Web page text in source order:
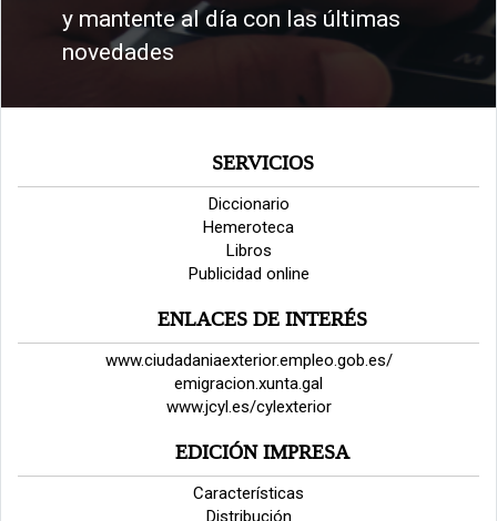
y mantente al día con las últimas
novedades
SERVICIOS
Diccionario
Hemeroteca
Libros
Publicidad online
ENLACES DE INTERÉS
www.ciudadaniaexterior.empleo.gob.es/
emigracion.xunta.gal
www.jcyl.es/cylexterior
EDICIÓN IMPRESA
Características
Distribución